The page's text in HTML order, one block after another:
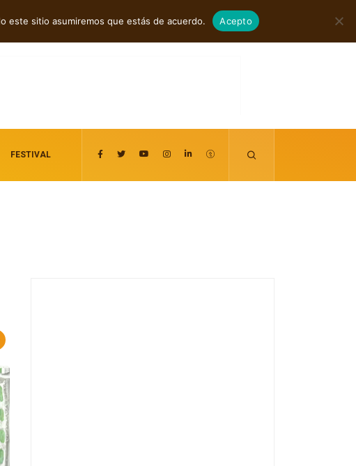
agosto 8, 2026
FESTIVAL
este sitio asumiremos que estás de acuerdo. Acepto